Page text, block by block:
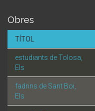
Obres
TÍTOL
estudiants de Tolosa,
Els
fadrins de Sant Boi,
Els